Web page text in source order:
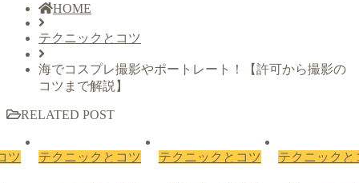
HOME
テクニックとコツ
海でコスプレ撮影やポートレート！【許可から撮影の
コツまで解説】
RELATED POST
ツ テクニックとコツ テクニックとコツ テクニックと